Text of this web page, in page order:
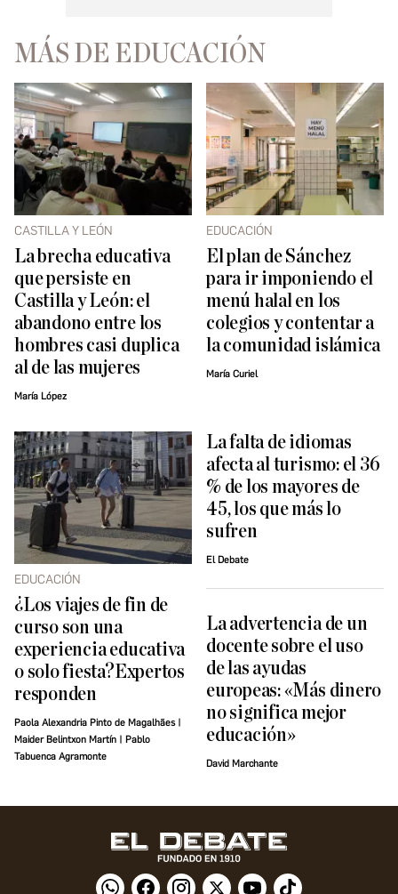
MÁS DE EDUCACIÓN
CASTILLA Y LEÓN
La brecha educativa
que persiste en
Castilla y León: el
abandono entre los
hombres casi duplica
al de las mujeres
María López
EDUCACIÓN
El plan de Sánchez
para ir imponiendo el
menú halal en los
colegios y contentar a
la comunidad islámica
María Curiel
EDUCACIÓN
¿Los viajes de fin de
curso son una
experiencia educativa
o solo fiesta?Expertos
responden
Paola Alexandria Pinto de Magalhães |
Maider Belintxon Martín | Pablo
Tabuenca Agramonte
La falta de idiomas
afecta al turismo: el 36
% de los mayores de
45, los que más lo
sufren
El Debate
La advertencia de un
docente sobre el uso
de las ayudas
europeas: «Más dinero
no significa mejor
educación»
David Marchante